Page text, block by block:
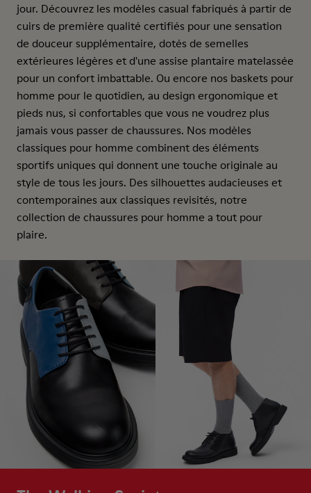
jour. Découvrez les modèles casual fabriqués à partir de
cuirs de première qualité certifiés pour une sensation
de douceur supplémentaire, dotés de semelles
extérieures légères et d'une assise plantaire matelassée
pour un confort imbattable. Ou encore nos baskets pour
homme pour le quotidien, au design ergonomique et
pieds nus, si confortables que vous ne voudrez plus
jamais vous passer de chaussures. Nos modèles
classiques pour homme combinent des éléments
sportifs uniques qui donnent une touche originale au
style de tous les jours. Des silhouettes audacieuses et
contemporaines aux classiques revisités, notre
collection de chaussures pour homme a tout pour
plaire.